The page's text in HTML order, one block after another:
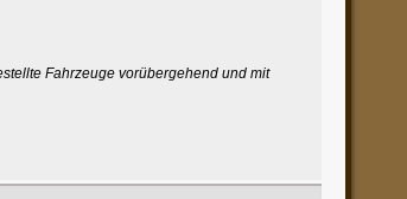
Fahrzeuge vorübergehend und mit